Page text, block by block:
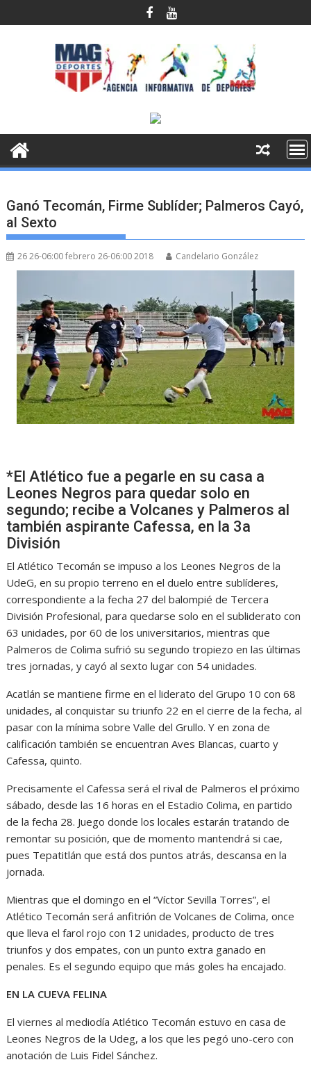
al
Ganó Tecomán, Firme Sublíder; Palmeros Cayó,
al Sexto
26 26-06:00 febrero 26-06:00 2018 Candelario González
*El Atlético fue a pegarle en su casa a
Leones Negros para quedar solo en
segundo; recibe a Volcanes y Palmeros al
también aspirante Cafessa, en la 3a
División
El Atlético Tecomán se impuso a los Leones Negros de la
UdeG, en su propio terreno en el duelo entre sublíderes,
correspondiente a la fecha 27 del balompié de Tercera
División Profesional, para quedarse solo en el subliderato con
63 unidades, por 60 de los universitarios, mientras que
Palmeros de Colima sufrió su segundo tropiezo en las últimas
tres jornadas, y cayó al sexto lugar con 54 unidades.
Acatlán se mantiene firme en el liderato del Grupo 10 con 68
unidades, al conquistar su triunfo 22 en el cierre de la fecha, al
pasar con la mínima sobre Valle del Grullo. Y en zona de
calificación también se encuentran Aves Blancas, cuarto y
Cafessa, quinto.
Precisamente el Cafessa será el rival de Palmeros el próximo
sábado, desde las 16 horas en el Estadio Colima, en partido
de la fecha 28. Juego donde los locales estarán tratando de
remontar su posición, que de momento mantendrá si cae,
pues Tepatitlán que está dos puntos atrás, descansa en la
jornada.
Mientras que el domingo en el “Víctor Sevilla Torres”, el
Atlético Tecomán será anfitrión de Volcanes de Colima, once
que lleva el farol rojo con 12 unidades, producto de tres
triunfos y dos empates, con un punto extra ganado en
penales. Es el segundo equipo que más goles ha encajado.
EN LA CUEVA FELINA
El viernes al mediodía Atlético Tecomán estuvo en casa de
Leones Negros de la Udeg, a los que les pegó uno-cero con
anotación de Luis Fidel Sánchez.